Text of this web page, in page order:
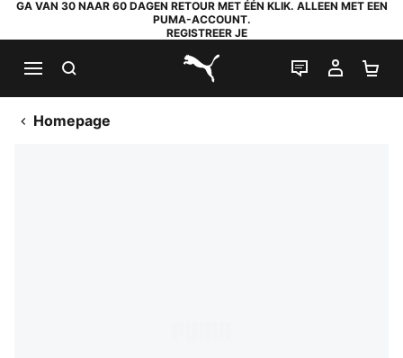
GA VAN 30 NAAR 60 DAGEN RETOUR MET ÉÉN KLIK. ALLEEN MET EEN
PUMA-ACCOUNT.
REGISTREER JE
PUMA.com
LIVE CHAT
MIJN
Homepage